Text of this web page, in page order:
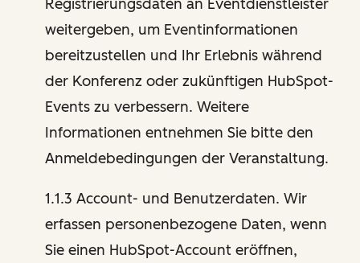
Registrierungsdaten an Eventdienstleister
weitergeben, um Eventinformationen
bereitzustellen und Ihr Erlebnis während
der Konferenz oder zukünftigen HubSpot-
Events zu verbessern. Weitere
Informationen entnehmen Sie bitte den
Anmeldebedingungen der Veranstaltung.
1.1.3 Account- und Benutzerdaten. Wir
erfassen personenbezogene Daten, wenn
Sie einen HubSpot-Account eröffnen,